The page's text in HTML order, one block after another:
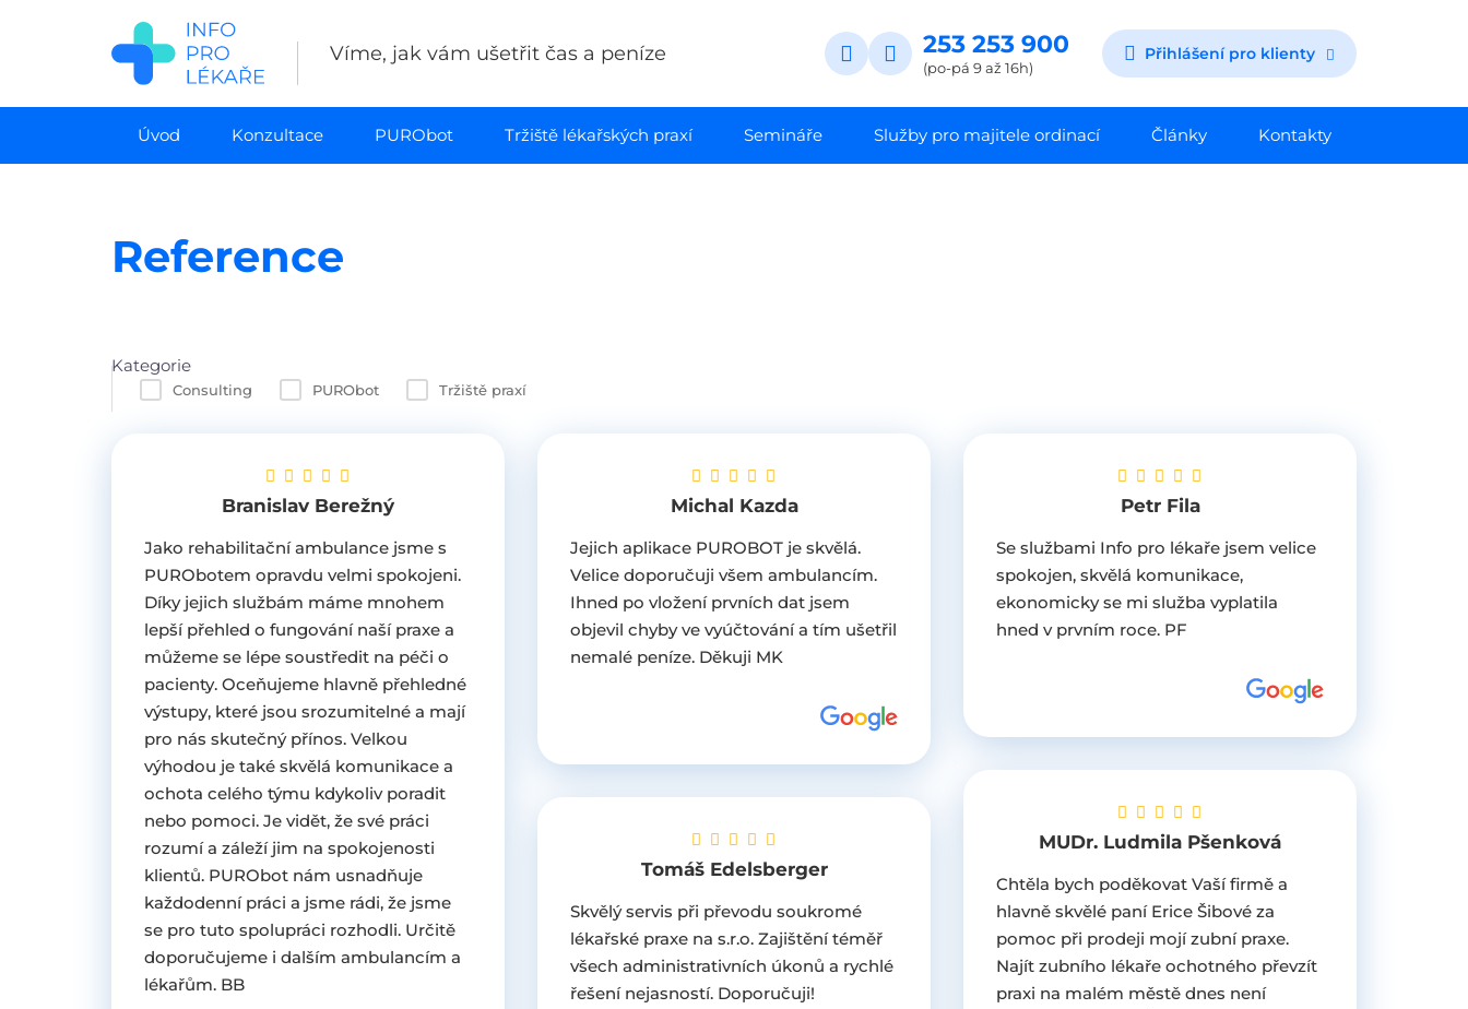
Víme, jak vám ušetřit čas a peníze 253 253 900
(po-pá 9 až 16h)
Přihlášení pro klienty
Úvod Konzultace PURObot Tržiště lékařských praxí Semináře Služby pro majitele ordinací Články Kontakty
Reference
Kategorie
Consulting PURObot Tržiště praxí
Branislav Berežný
Jako rehabilitační ambulance jsme s
PURObotem opravdu velmi spokojeni.
Díky jejich službám máme mnohem
lepší přehled o fungování naší praxe a
můžeme se lépe soustředit na péči o
pacienty. Oceňujeme hlavně přehledné
výstupy, které jsou srozumitelné a mají
pro nás skutečný přínos. Velkou
výhodou je také skvělá komunikace a
ochota celého týmu kdykoliv poradit
nebo pomoci. Je vidět, že své práci
rozumí a záleží jim na spokojenosti
klientů. PURObot nám usnadňuje
každodenní práci a jsme rádi, že jsme
se pro tuto spolupráci rozhodli. Určitě
doporučujeme i dalším ambulancím a
lékařům. BB
Michal Kazda
Jejich aplikace PUROBOT je skvělá.
Velice doporučuji všem ambulancím.
Ihned po vložení prvních dat jsem
objevil chyby ve vyúčtování a tím ušetřil
nemalé peníze. Děkuji MK
Petr Fila
Se službami Info pro lékaře jsem velice
spokojen, skvělá komunikace,
ekonomicky se mi služba vyplatila
hned v prvním roce. PF
MUDr. Ludmila Pšenková
Chtěla bych poděkovat Vaší firmě a
hlavně skvělé paní Erice Šibové za
pomoc při prodeji mojí zubní praxe.
Najít zubního lékaře ochotného převzít
praxi na malém městě dnes není
Tomáš Edelsberger
Skvělý servis při převodu soukromé
lékařské praxe na s.r.o. Zajištění téměř
všech administrativních úkonů a rychlé
řešení nejasností. Doporučuji!